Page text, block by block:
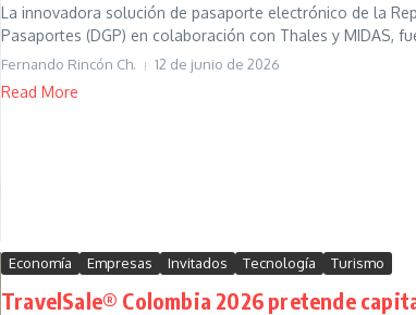
La innovadora solución de pasaporte electrónico de la
Pasaportes (DGP) en colaboración con Thales y MIDAS,
Fernando Rincón Ch. 12 de junio de 2026
Read More
Economía Empresas Invitados Tecnología Turismo
TravelSale® Colombia 2026 pretende